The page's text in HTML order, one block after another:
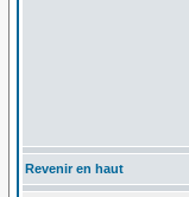
Revenir en haut